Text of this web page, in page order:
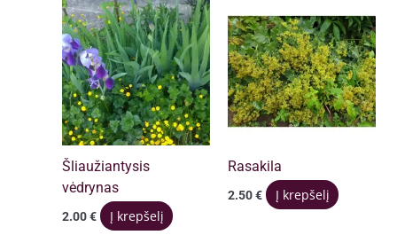
Šliaužiantysis
vėdrynas
2.00€ Į krepšelį
Rasakila
2.50€ Į krepšelį